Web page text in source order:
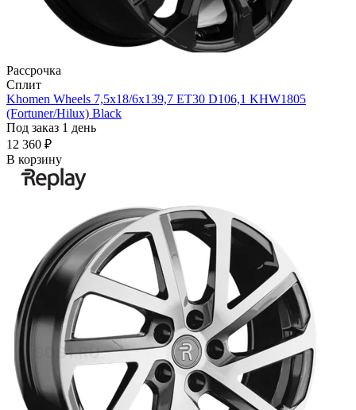
Рассрочка
Сплит
Khomen Wheels 7,5x18/6x139,7 ET30 D106,1 KHW1805
(Fortuner/Hilux) Black
Под заказ 1 день
12 360 ₽
В корзину